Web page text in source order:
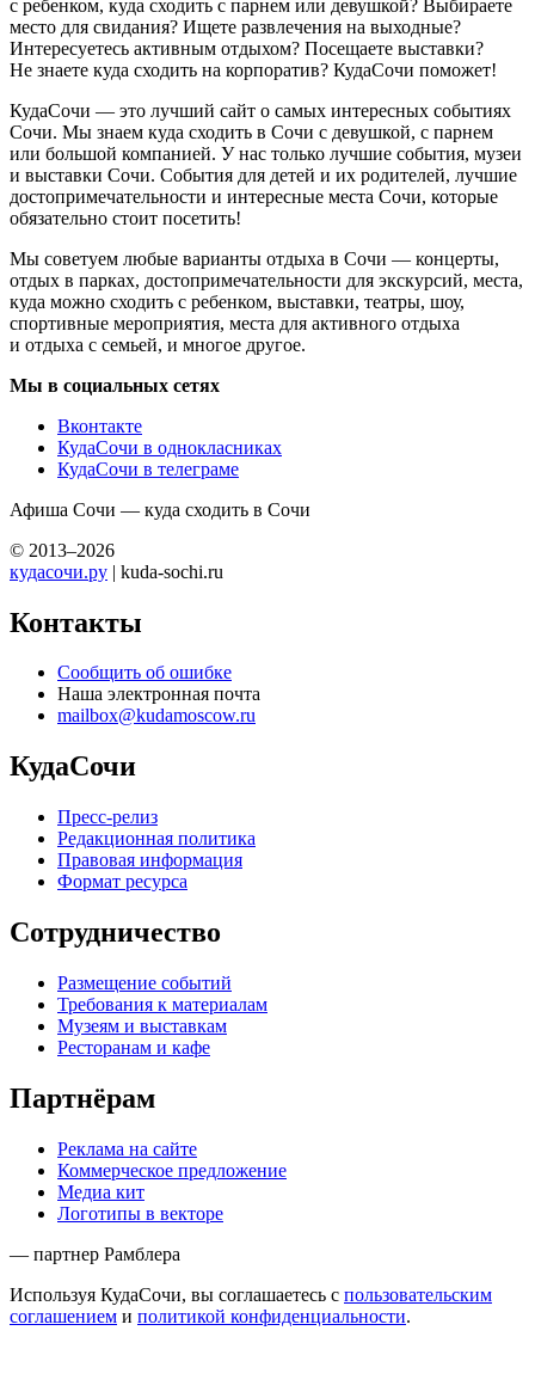
с ребенком, куда сходить с парнем или девушкой? Выбираете
место для свидания? Ищете развлечения на выходные?
Интересуетесь активным отдыхом? Посещаете выставки?
Не знаете куда сходить на корпоратив? КудаСочи поможет!
КудаСочи — это лучший сайт о самых интересных событиях
Сочи. Мы знаем куда сходить в Сочи с девушкой, с парнем
или большой компанией. У нас только лучшие события, музеи
и выставки Сочи. События для детей и их родителей, лучшие
достопримечательности и интересные места Сочи, которые
обязательно стоит посетить!
Мы советуем любые варианты отдыха в Сочи — концерты,
отдых в парках, достопримечательности для экскурсий, места,
куда можно сходить с ребенком, выставки, театры, шоу,
спортивные мероприятия, места для активного отдыха
и отдыха с семьей, и многое другое.
Мы в социальных сетях
Вконтакте
КудаСочи в однокласниках
КудаСочи в телеграме
Афиша Сочи — куда сходить в Сочи
© 2013–2026
кудасочи.ру | kuda-sochi.ru
Контакты
Сообщить об ошибке
Наша электронная почта
mailbox@kudamoscow.ru
КудаСочи
Пресс-релиз
Редакционная политика
Правовая информация
Формат ресурса
Сотрудничество
Размещение событий
Требования к материалам
Музеям и выставкам
Ресторанам и кафе
Партнёрам
Реклама на сайте
Коммерческое предложение
Медиа кит
Логотипы в векторе
— партнер Рамблера
Используя КудаСочи, вы соглашаетесь с пользовательским
соглашением и политикой конфиденциальности.